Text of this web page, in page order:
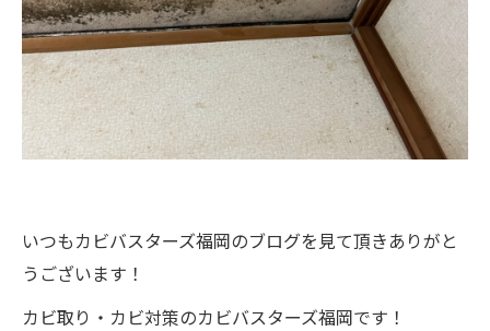
いつもカビバスターズ福岡のブログを見て頂きありがと
うございます！
カビ取り・カビ対策のカビバスターズ福岡です！